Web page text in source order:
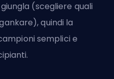
(scegliere quali
quindi la
semplici e